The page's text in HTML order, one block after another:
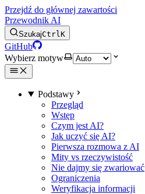
Przejdź do głównej zawartości
Przewodnik AI
SzukajCtrlK
GitHub
Wybierz motyw
Podstawy
Przegląd
Wstęp
Czym jest AI?
Jak uczyć się AI?
Pierwsza rozmowa z AI
Mity vs rzeczywistość
Nie dajmy się zwariować
Ograniczenia
Weryfikacja informacji